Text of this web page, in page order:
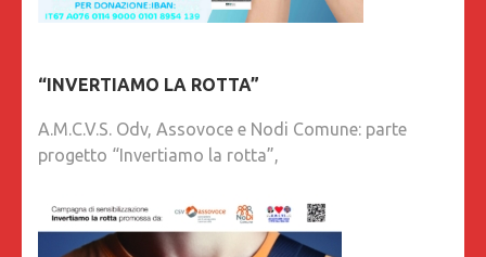
“INVERTIAMO LA ROTTA”
A.M.C.V.S. Odv, Assovoce e Nodi Comune: parte
progetto “Invertiamo la rotta”,